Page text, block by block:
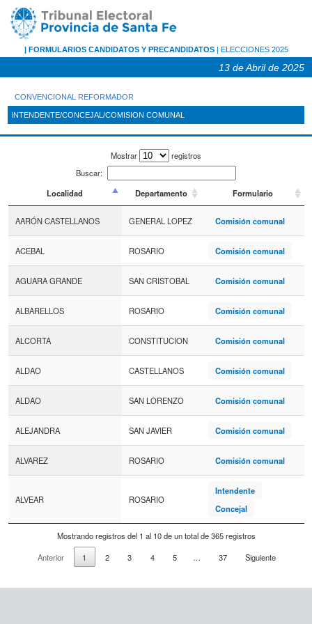
FORMULARIOS CANDIDATOS Y PRECANDIDATOS ELECCIONES 2025
13 de Abril de 2025
CONVENCIONAL REFORMADOR
INTENDENTE/CONCEJAL/COMISION COMUNAL
Mostrar
registros
Buscar:
Localidad
Departamento Formulario
AARÓN CASTELLANOS GENERAL LOPEZ Comisión comunal
ACEBAL ROSARIO Comisión comunal
AGUARA GRANDE SAN CRISTOBAL Comisión comunal
ALBARELLOS ROSARIO Comisión comunal
ALCORTA CONSTITUCION Comisión comunal
ALDAO CASTELLANOS Comisión comunal
ALDAO SAN LORENZO Comisión comunal
ALEJANDRA SAN JAVIER Comisión comunal
ALVAREZ ROSARIO Comisión comunal
ALVEAR ROSARIO
Intendente
Concejal
Mostrando registros del 1 al 10 de un total de 365 registros
Anterior
1 2 3 4 5 … 37 Siguiente